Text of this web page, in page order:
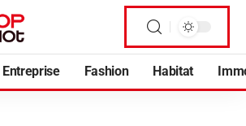
Entreprise Fashion Habitat